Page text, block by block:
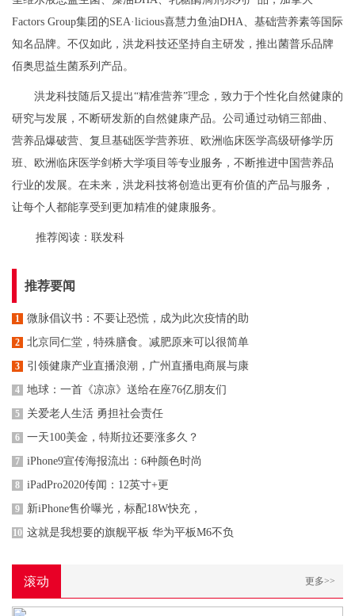
Factors Group集团的SEA·licious喜慧力鱼油DHA、基础营养素等国际
知名品牌。不仅如此，洪龙科技还坚持自主研发，推出菌普乐品牌
佰奥思益生菌系列产品。
洪龙科技随后又提出“精准营养”理念，致力于个性化自然健康的
研究与发展，不断研发新的自然健康产品。公司通过动销三部曲、
营养品爆破营、复旦基础医学营养班、欧洲临床医学高级研修学历
班、欧洲临床医学剑桥大学项目等专业服务，不断推进中国营养品
行业的发展。在未来，洪龙科技将创造出更有价值的产品与服务，
让每个人都能享受到更加精准的健康服务。
推荐阅读： 联发科
推荐要闻
1 微脉倡议书：不要让恐慌，成为此次疫情的助
2 北京同仁堂，特殊膳食。减肥原来可以很简单
3 引领健康产业直播浪潮，广州直播电商展与康
4 地球：一首《凉凉》送给在座76亿朋友们
5 关爱老人生活 勇担社会责任
6 一天100美金，特斯拉还要涨多久？
7 iPhone9宣传海报流出：6种颜色时尚
8 iPadPro2020传闻：12英寸+更
9 新iPhone售价曝光，标配18W快充，
10 这就是我想要的旗舰平板 华为平板M6不负
滚动 更多>>